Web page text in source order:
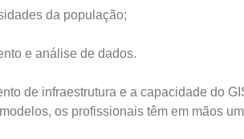
da população;
e análise de dados.
de infraestrutura e a capacidade do
os profissionais têm em mãos